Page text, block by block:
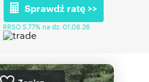
Sprawdź ratę >>
RRSO 5,77% na dz. 01.06.26